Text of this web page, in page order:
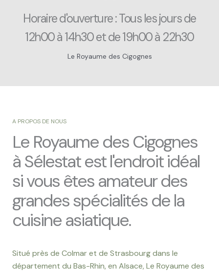
Horaire d'ouverture : Tous les jours de
12h00 à 14h30 et de 19h00 à 22h30
Le Royaume des Cigognes
A PROPOS DE NOUS
Le Royaume des Cigognes
à Sélestat est l'endroit idéal
si vous êtes amateur des
grandes spécialités de la
cuisine asiatique.
Situé près de Colmar et de Strasbourg dans le
département du Bas-Rhin, en Alsace, Le Royaume des